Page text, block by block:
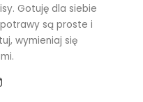
Gotuję dla siebie
są proste i
wymieniaj się